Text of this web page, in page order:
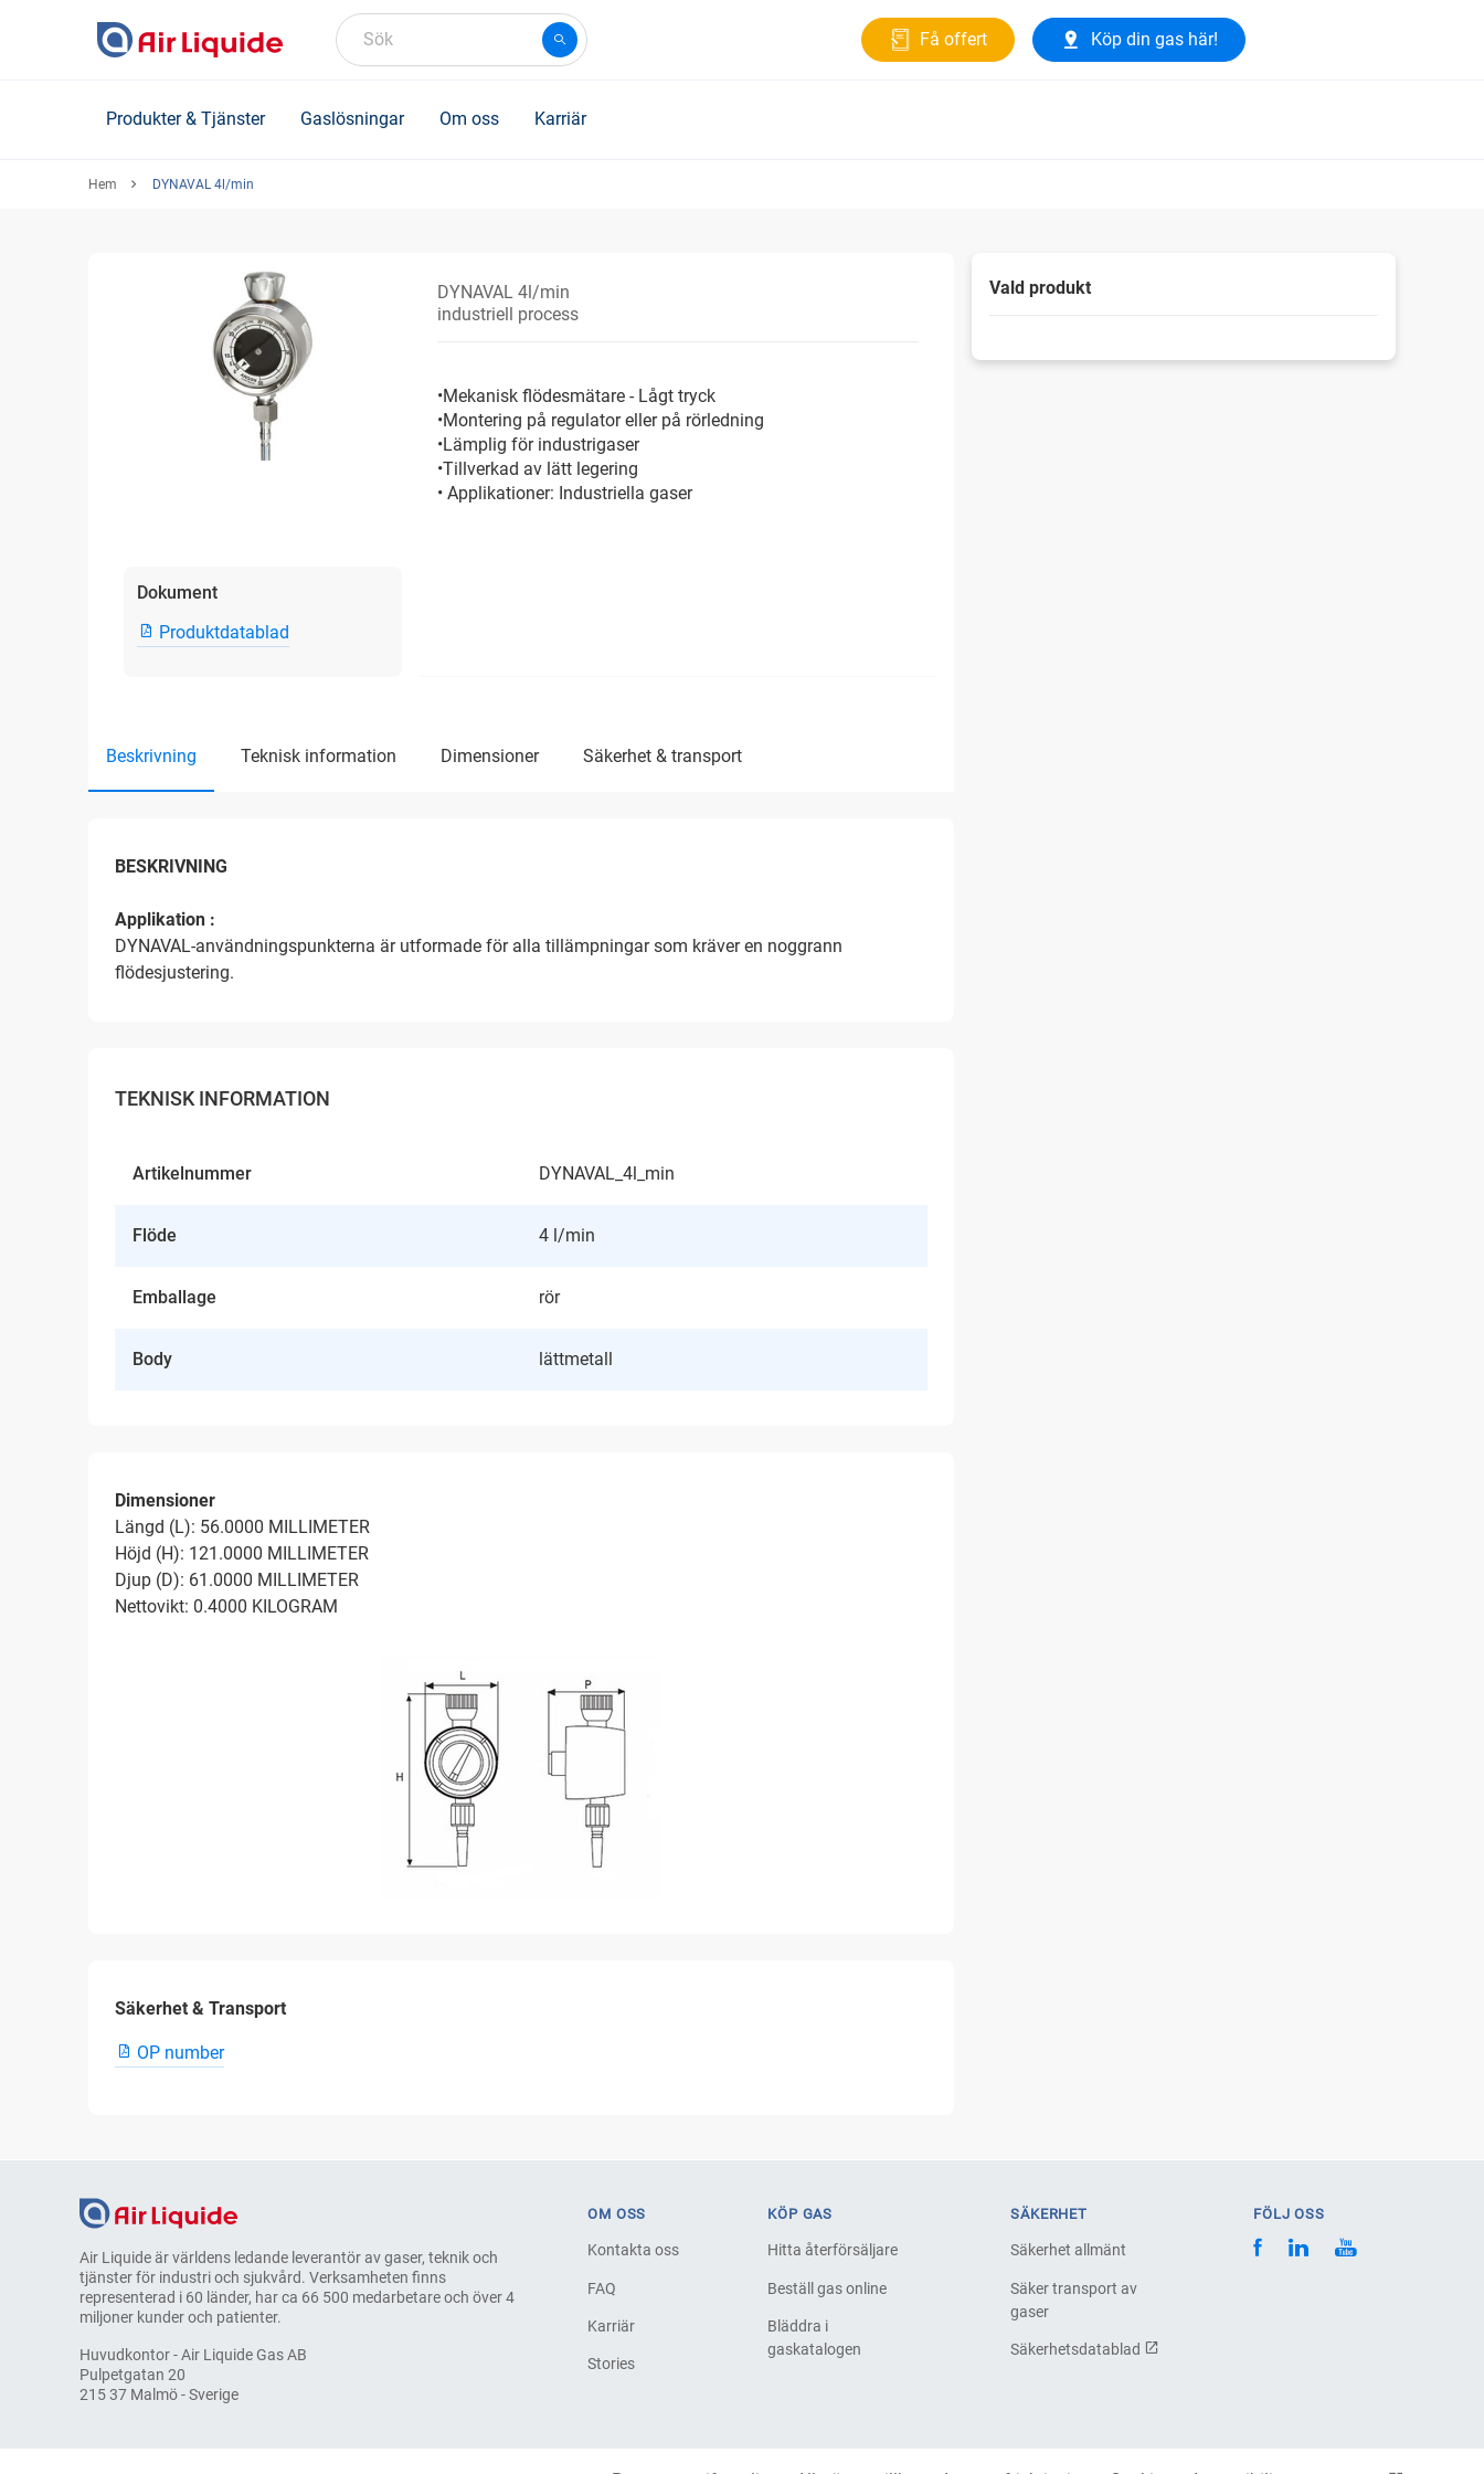
Sök Få offert Köp din gas här!
Produkter & Tjänster Gaslösningar Om oss Karriär
Hem DYNAVAL 4l/min
Dokument
Produktdatablad
DYNAVAL 4l/min
industriell process
•Mekanisk flödesmätare - Lågt tryck
•Montering på regulator eller på rörledning
•Lämplig för industrigaser
•Tillverkad av lätt legering
• Applikationer: Industriella gaser
beskrivning teknisk information dimensioner säkerhet & transport
BESKRIVNING
Applikation :
DYNAVAL-användningspunkterna är utformade för alla tillämpningar som kräver en noggrann
flödesjustering.
TEKNISK INFORMATION
Artikelnummer DYNAVAL_4l_min
Flöde 4 l/min
Emballage rör
Body lättmetall
Dimensioner
Längd (L): 56.0000 MILLIMETER
Höjd (H): 121.0000 MILLIMETER
Djup (D): 61.0000 MILLIMETER
Nettovikt: 0.4000 KILOGRAM
Säkerhet & Transport
OP number
Vald produkt
Air Liquide är världens ledande leverantör av gaser, teknik och
tjänster för industri och sjukvård. Verksamheten finns
representerad i 60 länder, har ca 66 500 medarbetare och över 4
miljoner kunder och patienter.
Huvudkontor - Air Liquide Gas AB
Pulpetgatan 20
215 37 Malmö - Sverige
OM OSS
Kontakta oss
FAQ
Karriär
Stories
KÖP GAS
Hitta återförsäljare
Beställ gas online
Bläddra i
gaskatalogen
SÄKERHET
Säkerhet allmänt
Säker transport av
gaser
Säkerhetsdatablad
FÖLJ OSS